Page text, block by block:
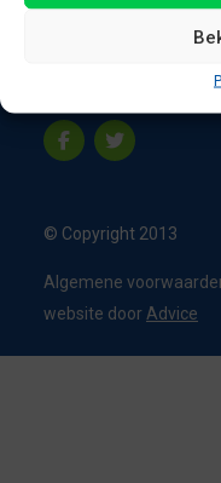
© Copyright 2013
Algemene
website door Advice